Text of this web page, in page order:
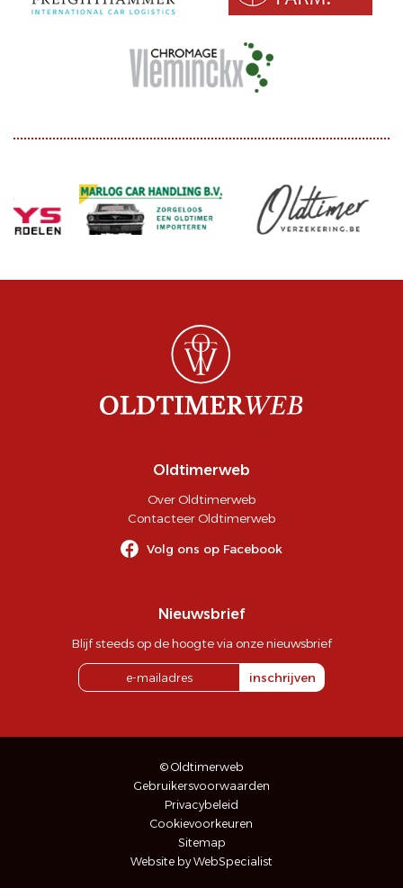
Oldtimerweb
Over Oldtimerweb
Contacteer Oldtimerweb
Volg ons op Facebook
Nieuwsbrief
Blijf steeds op de hoogte via onze nieuwsbrief
inschrijven
© Oldtimerweb
Gebruikersvoorwaarden
Privacybeleid
Cookievoorkeuren
Sitemap
Website by WebSpecialist